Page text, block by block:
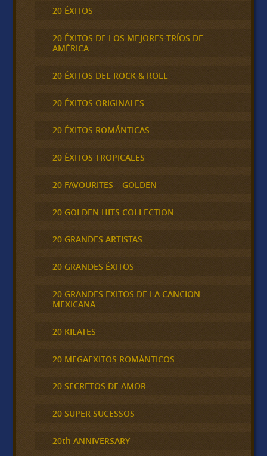
20 ÉXITOS
20 ÉXITOS DE LOS MEJORES TRÍOS DE
AMÉRICA
20 ÉXITOS DEL ROCK & ROLL
20 ÉXITOS ORIGINALES
20 ÉXITOS ROMÁNTICAS
20 ÉXITOS TROPICALES
20 FAVOURITES – GOLDEN
20 GOLDEN HITS COLLECTION
20 GRANDES ARTISTAS
20 GRANDES ÉXITOS
20 GRANDES EXITOS DE LA CANCION
MEXICANA
20 KILATES
20 MEGAEXITOS ROMÁNTICOS
20 SECRETOS DE AMOR
20 SUPER SUCESSOS
20th ANNIVERSARY